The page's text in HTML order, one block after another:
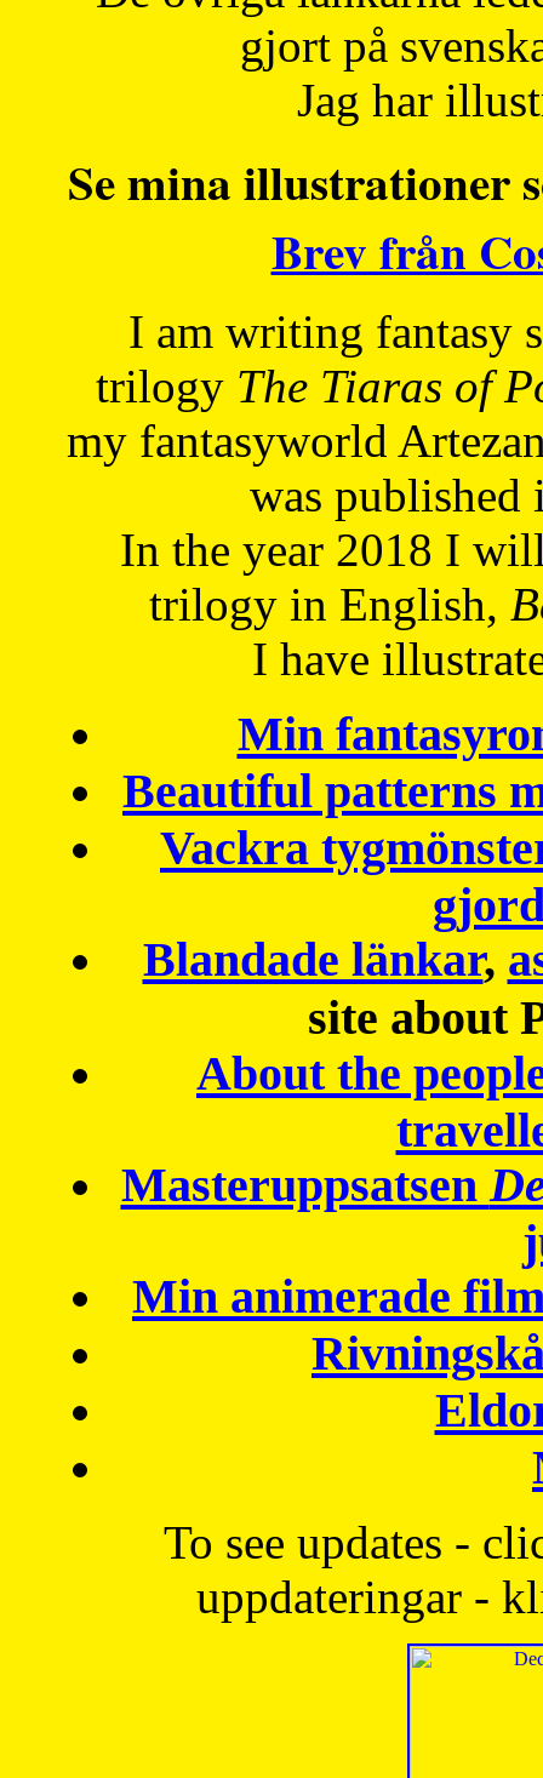
gjort på
Jag har
Se mina illustrationer
Brev från
I am writing fantasy
trilogy The Tiaras of
my fantasyworld
was published
In the year 2018 I
trilogy in English,
I have
Min
Beautiful patterns
Vackra
Blandade länkar,
site about
About the
Masteruppsatsen
Min animerade
To see updates -
uppdateringar -